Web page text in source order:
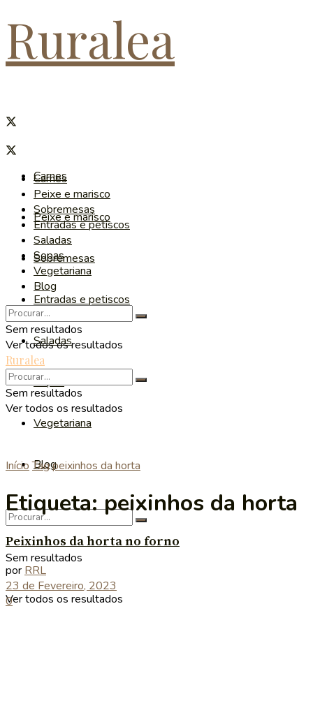
Ruralea
Carnes
Peixe e marisco
Sobremesas
Entradas e petiscos
Saladas
Sopas
Vegetariana
Blog
Sem resultados
Ver todos os resultados
Carnes
Peixe e marisco
Sobremesas
Entradas e petiscos
Saladas
Sopas
Vegetariana
Blog
Sem resultados
Ver todos os resultados
Ruralea
Sem resultados
Ver todos os resultados
Início Tagpeixinhos da horta
Etiqueta:peixinhos da horta
Peixinhos da horta no forno
por RRL
23 de Fevereiro, 2023
0